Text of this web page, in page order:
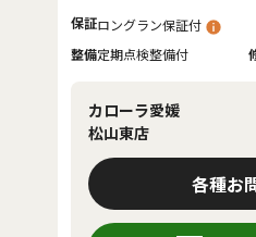
保証ロングラン保証付
整備定期点検整備付
カローラ愛媛
松山東店
各種お